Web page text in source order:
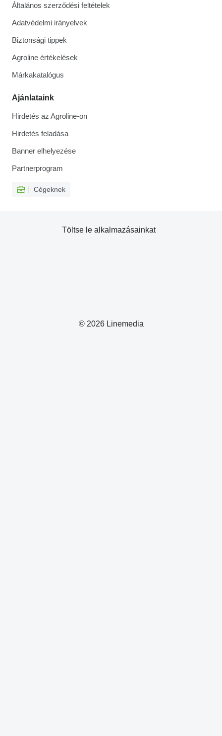
Általános szerződési feltételek
Adatvédelmi irányelvek
Biztonsági tippek
Agroline értékelések
Márkakatalógus
Ajánlataink
Hirdetés az Agroline-on
Hirdetés feladása
Banner elhelyezése
Partnerprogram
Cégeknek
© 2026 Linemedia
Töltse le alkalmazásainkat